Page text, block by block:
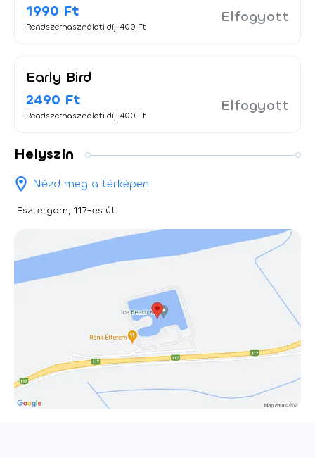
1990 Ft
Rendszerhasználati díj: 400 Ft
Elfogyott
Early Bird
2490 Ft
Rendszerhasználati díj: 400 Ft
Elfogyott
Helyszín
Nézd meg a térképen
Esztergom, 117-es út